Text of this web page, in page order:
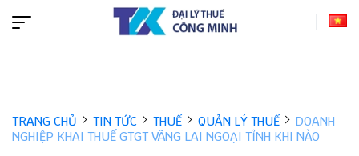
TRANG CHỦ TIN TỨC THUẾ QUẢN LÝ THUẾ
DOANH
NGHIỆP KHAI THUẾ GTGT VÃNG LAI NGOẠI TỈNH KHI NÀO